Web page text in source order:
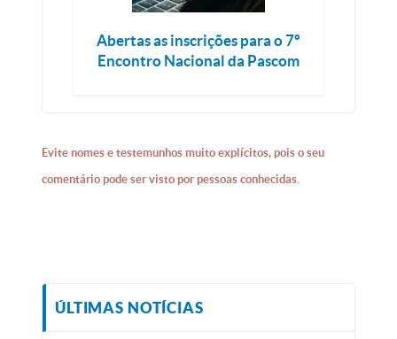
Abertas as inscrições para o 7º
Encontro Nacional da Pascom
Evite nomes e testemunhos muito explícitos, pois o seu
comentário pode ser visto por pessoas conhecidas.
ÚLTIMAS NOTÍCIAS